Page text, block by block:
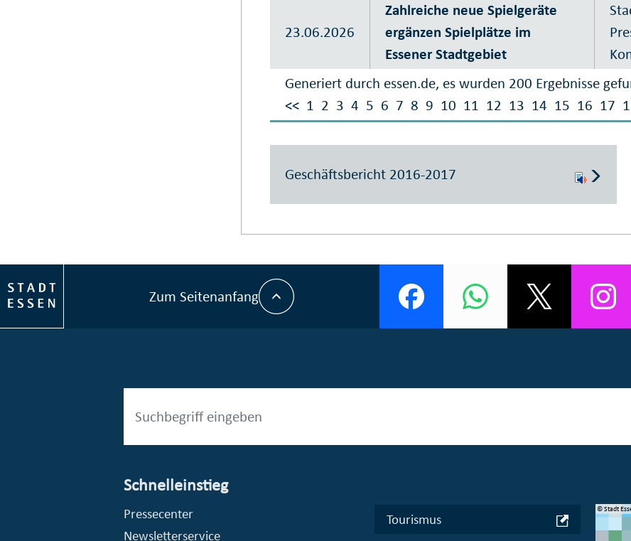
Generiert durch essen.de, es wurden 200 Ergebnisse
<< 1 2 34 5 6 7 8 9 10 11 12 13 14 15 16 17
23.06.2026
Zahlreiche neue Spielgeräte
ergänzen Spielplätze im
Essener Stadtgebiet
Geschäftsbericht 2016-2017
Zum Seitenanfang
Schnelleinstieg
Pressecenter
Newsletterservice
Tourismus
© Stadt Essen, Presse- und Kommunikationsamt © Stadt